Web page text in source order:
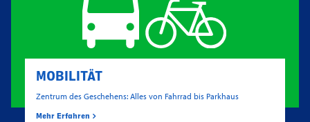
MOBILITÄT
Zentrum des Geschehens: Alles von Fahrrad bis Parkhaus
Mehr Erfahren